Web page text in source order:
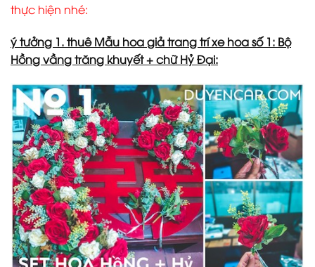
thực hiện nhé:
ý tưởng 1. thuê Mẫu hoa giả trang trí xe hoa số 1: Bộ
Hồng vầng trăng khuyết + chữ Hỷ Đại: